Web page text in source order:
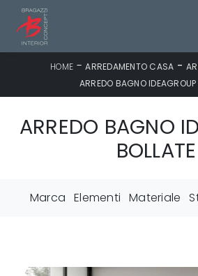
HOME -ARREDAMENTO CASA -
ARREDO BAGNO IDEAGROUP
ARREDO BAGNO
BOLLATE
Marca Elementi Materiale